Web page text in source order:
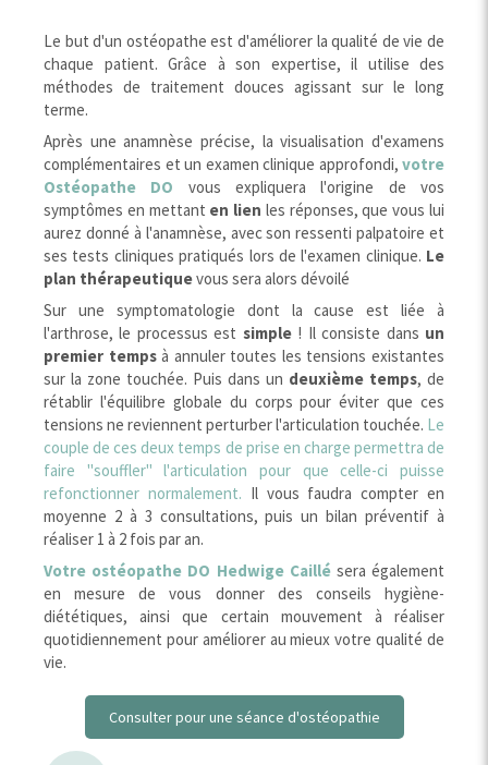
Le but d'un ostéopathe est d'améliorer la qualité de vie de
chaque patient. Grâce à son expertise, il utilise des
méthodes de traitement douces agissant sur le long
terme.
Après une anamnèse précise, la visualisation d'examens
complémentaires et un examen clinique approfondi, votre
Ostéopathe DO vous expliquera l'origine de vos
symptômes en mettant en lien les réponses, que vous lui
aurez donné à l'anamnèse, avec son ressenti palpatoire et
ses tests cliniques pratiqués lors de l'examen clinique. Le
plan thérapeutiquevous sera alors dévoilé
Sur une symptomatologie dont la cause est liée à
l'arthrose, le processus est simple! Il consiste dans un
premier tempsà annuler toutes les tensions existantes
sur la zone touchée. Puis dans un deuxième temps, de
rétablir l'équilibre globale du corps pour éviter que ces
tensions ne reviennent perturber l'articulation touchée. Le
couple de ces deux temps de prise en charge permettra de
faire "souffler" l'articulation pour que celle-ci puisse
refonctionner normalement. Il vous faudra compter en
moyenne 2 à 3 consultations, puis un bilan préventif à
réaliser 1 à 2 fois par an.
Votre ostéopathe DO Hedwige Caillésera également
en mesure de vous donner des conseils hygiène-
diététiques, ainsi que certain mouvement à réaliser
quotidiennement pour améliorer au mieux votre qualité de
vie.
Consulter pour une séance d'ostéopathie